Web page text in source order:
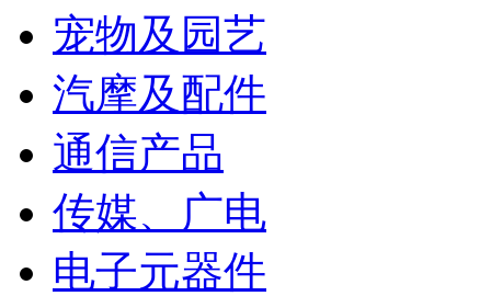
宠物及园艺
汽摩及配件
通信产品
传媒、广电
电子元器件